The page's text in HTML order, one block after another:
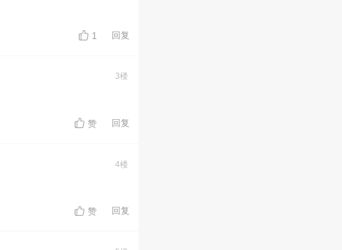
1 回复
3楼
赞 回复
4楼
赞 回复